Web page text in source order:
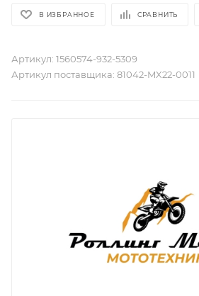
В ИЗБРАННОЕ СРАВНИТЬ
Артикул: 1560574-932-5309
Артикул поставщика: 81042-MX22-0011